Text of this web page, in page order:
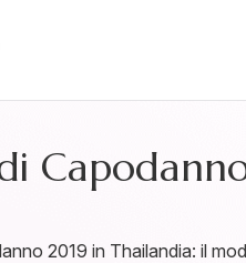
2019 in Thailandia: il